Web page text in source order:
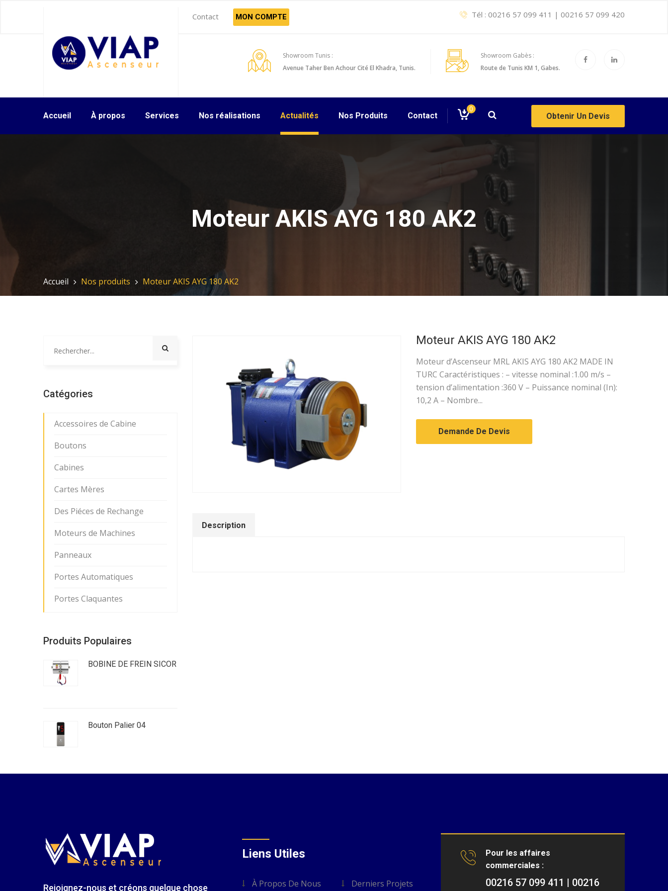
Contact MON COMPTE Tél : 00216 57 099 411 | 00216 57 099 420
Showroom Tunis :
Avenue Taher Ben Achour Cité El Khadra, Tunis.
Showroom Gabès :
Route de Tunis KM 1, Gabes.
Accueil À propos Services Nos réalisations Actualités Nos Produits Contact
0
Obtenir Un Devis
Moteur AKIS AYG 180 AK2
Accueil Nos produits Moteur AKIS AYG 180 AK2
Moteur AKIS AYG 180 AK2
Moteur d’Ascenseur MRL AKIS AYG 180 AK2 MADE IN
TURC Caractéristiques : – vitesse nominal :1.00 m/s –
tension d’alimentation :360 V – Puissance nominal (In):
10,2 A – Nombre...
Demande De Devis
Description
Catégories
Accessoires de Cabine
Boutons
Cabines
Cartes Mères
Des Piéces de Rechange
Moteurs de Machines
Panneaux
Portes Automatiques
Portes Claquantes
Produits Populaires
BOBINE DE FREIN SICOR
Bouton Palier 04
Rejoignez-nous et créons quelque chose
Liens Utiles
À Propos De Nous Derniers Projets
Pour les affaires
commerciales :
00216 57 099 411 | 00216